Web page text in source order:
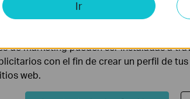
.
y vaya a
Ir
de análisis nos permiten analizar tus
la funcionalidad del mismo.
de marketing pueden ser instaladas a
con el fin de crear un perfil de
web.